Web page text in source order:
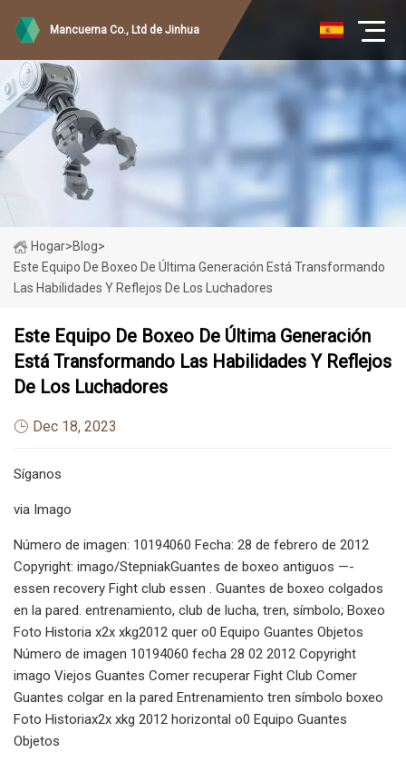
Mancuerna Co., Ltd de Jinhua
Hogar>Blog>
Este Equipo De Boxeo De Última Generación Está Transformando
Las Habilidades Y Reflejos De Los Luchadores
Este Equipo De Boxeo De Última Generación
Está Transformando Las Habilidades Y Reflejos
De Los Luchadores
Dec 18, 2023
Síganos
via Imago
Número de imagen: 10194060 Fecha: 28 de febrero de 2012
Copyright: imago/StepniakGuantes de boxeo antiguos —-
essen recovery Fight club essen . Guantes de boxeo colgados
en la pared. entrenamiento, club de lucha, tren, símbolo; Boxeo
Foto Historia x2x xkg2012 quer o0 Equipo Guantes Objetos
Número de imagen 10194060 fecha 28 02 2012 Copyright
imago Viejos Guantes Comer recuperar Fight Club Comer
Guantes colgar en la pared Entrenamiento tren símbolo boxeo
Foto Historiax2x xkg 2012 horizontal o0 Equipo Guantes
Objetos